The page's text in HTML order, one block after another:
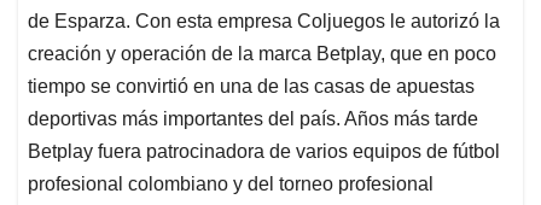
de Esparza. Con esta empresa Coljuegos le autorizó la
creación y operación de la marca Betplay, que en poco
tiempo se convirtió en una de las casas de apuestas
deportivas más importantes del país. Años más tarde
Betplay fuera patrocinadora de varios equipos de fútbol
profesional colombiano y del torneo profesional